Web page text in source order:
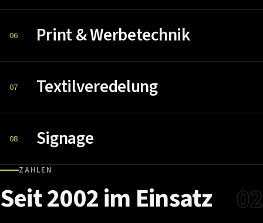
06 Print & Werbetechnik
07 Textilveredelung
08 Signage
ZAHLEN
Seit2002im Einsatz 02